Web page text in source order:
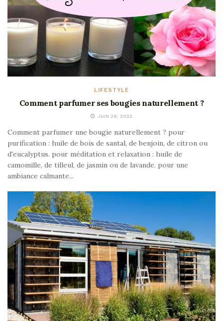
LIFESTYLE
Comment parfumer ses bougies naturellement ?
JUIN 29, 2022
Comment parfumer une bougie naturellement ? pour
purification : huile de bois de santal, de benjoin, de citron ou
d'eucalyptus. pour méditation et relaxation : huile de
camomille, de tilleul, de jasmin ou de lavande. pour une
ambiance calmante...